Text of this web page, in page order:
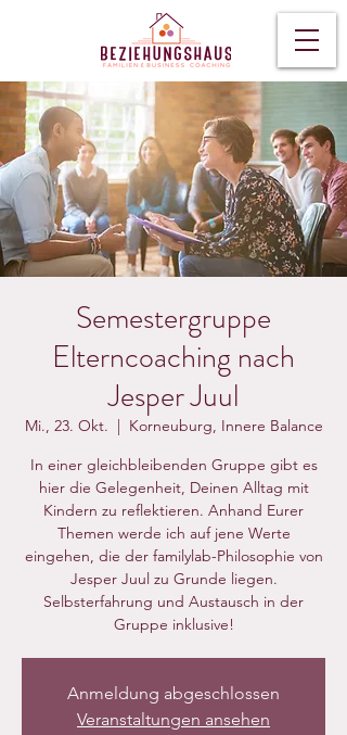
Semestergruppe
Elterncoaching nach
Jesper Juul
Mi., 23. Okt.
  |
Korneuburg, Innere Balance
In einer gleichbleibenden Gruppe gibt es
hier die Gelegenheit, Deinen Alltag mit
Kindern zu reflektieren. Anhand Eurer
Themen werde ich auf jene Werte
eingehen, die der familylab-Philosophie von
Jesper Juul zu Grunde liegen.
Selbsterfahrung und Austausch in der
Gruppe inklusive!
Anmeldung abgeschlossen
Veranstaltungen ansehen